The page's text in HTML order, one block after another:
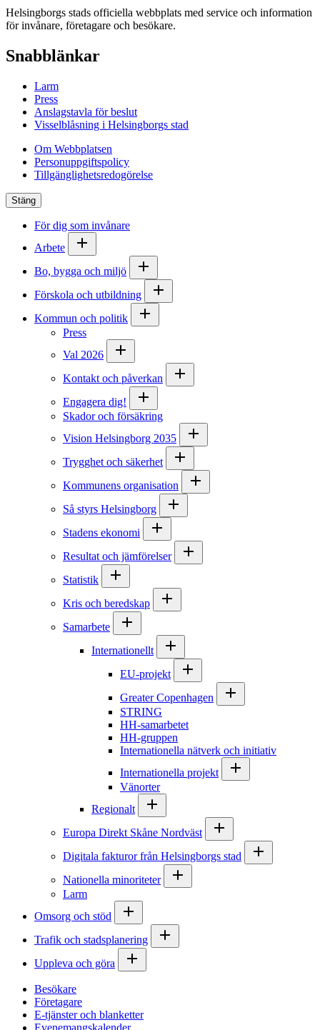
Helsingborgs stads officiella webbplats med service och information
för invånare, företagare och besökare.
Snabblänkar
Larm
Press
Anslagstavla för beslut
Visselblåsning i Helsingborgs stad
Om Webbplatsen
Personuppgiftspolicy
Tillgänglighetsredogörelse
Stäng
För dig som invånare
Arbete
Bo, bygga och miljö
Förskola och utbildning
Kommun och politik
Press
Val 2026
Kontakt och påverkan
Engagera dig!
Skador och försäkring
Vision Helsingborg 2035
Trygghet och säkerhet
Kommunens organisation
Så styrs Helsingborg
Stadens ekonomi
Resultat och jämförelser
Statistik
Kris och beredskap
Samarbete
Internationellt
EU-projekt
Greater Copenhagen
STRING
HH-samarbetet
HH-gruppen
Internationella nätverk och initiativ
Internationella projekt
Vänorter
Regionalt
Europa Direkt Skåne Nordväst
Digitala fakturor från Helsingborgs stad
Nationella minoriteter
Larm
Omsorg och stöd
Trafik och stadsplanering
Uppleva och göra
Besökare
Företagare
E-tjänster och blanketter
Evenemangskalender